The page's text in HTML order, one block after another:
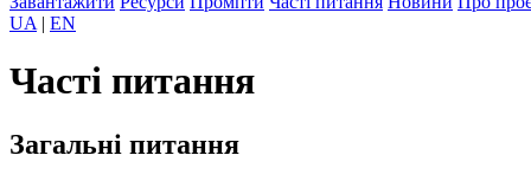
UA | EN
Часті питання
Загальні питання